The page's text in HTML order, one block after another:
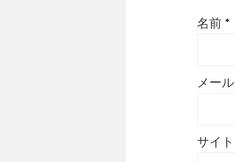
名前 *
メール
サイト